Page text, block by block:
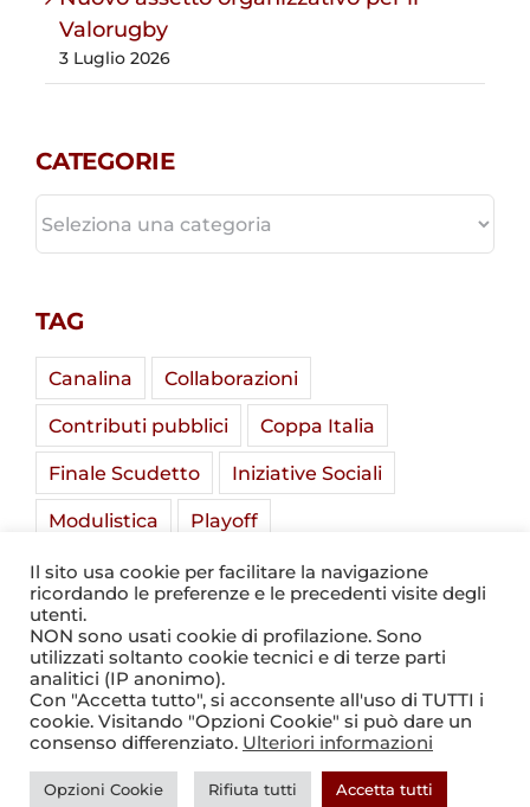
Valorugby
3 Luglio 2026
CATEGORIE
TAG
Canalina
Collaborazioni
Contributi pubblici
Coppa Italia
Finale Scudetto
Iniziative Sociali
Modulistica
Playoff
Soladria Serie A Élite
Stadio Mirabello
Summer Camp
© 2021 - 2026Valorugby
Il sito usa cookie per facilitare la navigazione
ricordando le preferenze e le precedenti visite degli
utenti.
NON sono usati cookie di profilazione. Sono
utilizzati soltanto cookie tecnici e di terze parti
analitici (IP anonimo).
Con "Accetta tutto", si acconsente all'uso di TUTTI i
cookie. Visitando "Opzioni Cookie" si può dare un
consenso differenziato. Ulteriori informazioni
Opzioni Cookie Rifiuta tutti Accetta tutti